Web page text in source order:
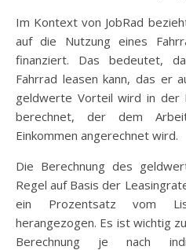
Im Kontext von JobRad
auf die Nutzung eines
finanziert. Das bedeutet,
Fahrrad leasen kann, das er
geldwerte Vorteil wird in der
berechnet, der dem
Einkommen angerechnet wird.
Die Berechnung des
Regel auf Basis der
ein Prozentsatz vom
herangezogen. Es ist wichtig
Berechnung je nach